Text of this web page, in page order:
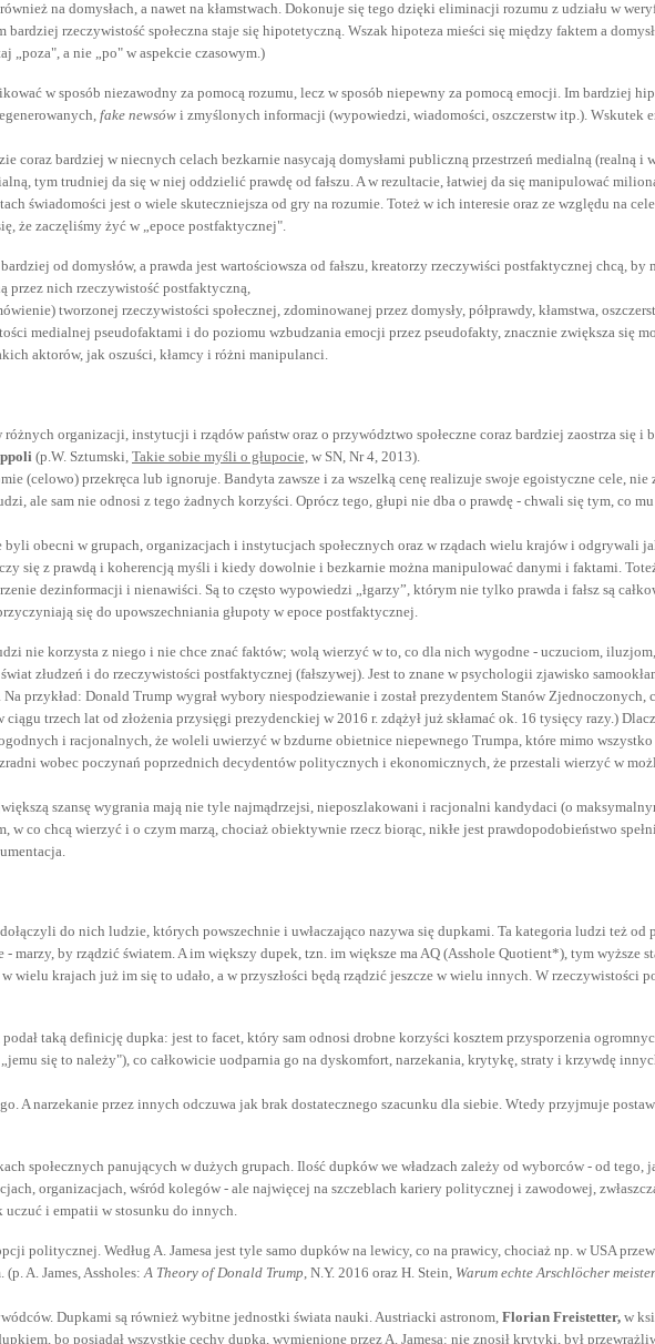
na domysłach, a nawet na kłamstwach. Dokonuje się tego dzięki eliminacji rozumu z udziału w
rzeczywistość społeczna staje się hipotetyczną. Wszak hipoteza mieści się między faktem a
„poza", a nie „po" w aspekcie czasowym.)
w sposób niezawodny za pomocą rozumu, lecz w sposób niepewny za pomocą emocji. Im bardziej
fake newsów i zmyślonych informacji (wypowiedzi, wiadomości, oszczerstw itp.). Wskutek
bardziej w niecnych celach bezkarnie nasycają domysłami publiczną przestrzeń medialną (realną i
tym trudniej da się w niej oddzielić prawdę od fałszu. A w rezultacie, łatwiej da się manipulować
świadomości jest o wiele skuteczniejsza od gry na rozumie. Toteż w ich interesie oraz ze względu na
że zaczęliśmy żyć w „epoce postfaktycznej".
od domysłów, a prawda jest wartościowsza od fałszu, kreatorzy rzeczywiści postfaktycznej chcą, by
przez nich rzeczywistość postfaktyczną,
tworzonej rzeczywistości społecznej, zdominowanej przez domysły, półprawdy, kłamstwa,
medialnej pseudofaktami i do poziomu wzbudzania emocji przez pseudofakty, znacznie zwiększa się
aktorów, jak oszuści, kłamcy i różni manipulanci.
organizacji, instytucji i rządów państw oraz o przywództwo społeczne coraz bardziej zaostrza się i
(p.W. Sztumski, Takie sobie myśli o głupocie, w SN, Nr 4, 2013).
(celowo) przekręca lub ignoruje. Bandyta zawsze i za wszelką cenę realizuje swoje egoistyczne cele,
ale sam nie odnosi z tego żadnych korzyści. Oprócz tego, głupi nie dba o prawdę - chwali się tym, co
obecni w grupach, organizacjach i instytucjach społecznych oraz w rządach wielu krajów i odgrywali
się z prawdą i koherencją myśli i kiedy dowolnie i bezkarnie można manipulować danymi i faktami.
dezinformacji i nienawiści. Są to często wypowiedzi „łgarzy”, którym nie tylko prawda i fałsz są
się do upowszechniania głupoty w epoce postfaktycznej.
nie korzysta z niego i nie chce znać faktów; wolą wierzyć w to, co dla nich wygodne - uczuciom,
złudzeń i do rzeczywistości postfaktycznej (fałszywej). Jest to znane w psychologii zjawisko
przykład: Donald Trump wygrał wybory niespodziewanie i został prezydentem Stanów
trzech lat od złożenia przysięgi prezydenckiej w 2016 r. zdążył już skłamać ok. 16 tysięcy razy.)
i racjonalnych, że woleli uwierzyć w bzdurne obietnice niepewnego Trumpa, które mimo
wobec poczynań poprzednich decydentów politycznych i ekonomicznych, że przestali wierzyć w
szansę wygrania mają nie tyle najmądrzejsi, nieposzlakowani i racjonalni kandydaci (o
co chcą wierzyć i o czym marzą, chociaż obiektywnie rzecz biorąc, nikłe jest prawdopodobieństwo
do nich ludzie, których powszechnie i uwłaczająco nazywa się dupkami. Ta kategoria ludzi też od
marzy, by rządzić światem. A im większy dupek, tzn. im większe ma AQ (Asshole Quotient*), tym wyższe
krajach już im się to udało, a w przyszłości będą rządzić jeszcze w wielu innych. W rzeczywistości
taką definicję dupka: jest to facet, który sam odnosi drobne korzyści kosztem przysporzenia
się to należy"), co całkowicie uodparnia go na dyskomfort, narzekania, krytykę, straty i krzywdę
A narzekanie przez innych odczuwa jak brak dostatecznego szacunku dla siebie. Wtedy przyjmuje
społecznych panujących w dużych grupach. Ilość dupków we władzach zależy od wyborców - od
organizacjach, wśród kolegów - ale najwięcej na szczeblach kariery politycznej i zawodowej,
uczuć i empatii w stosunku do innych.
politycznej. Według A. Jamesa jest tyle samo dupków na lewicy, co na prawicy, chociaż np. w USA
A. James, Assholes: A Theory of Donald Trump , N.Y. 2016 oraz H. Stein, Warum echte Arschlöcher
Dupkami są również wybitne jednostki świata nauki. Austriacki astronom, Florian Freistetter, w
bo posiadał wszystkie cechy dupka, wymienione przez A. Jamesa: nie znosił krytyki, był